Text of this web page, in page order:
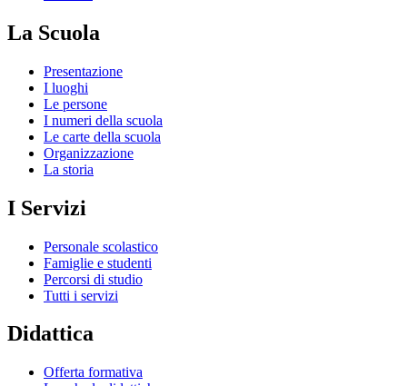
La Scuola
Presentazione
I luoghi
Le persone
I numeri della scuola
Le carte della scuola
Organizzazione
La storia
I Servizi
Personale scolastico
Famiglie e studenti
Percorsi di studio
Tutti i servizi
Didattica
Offerta formativa